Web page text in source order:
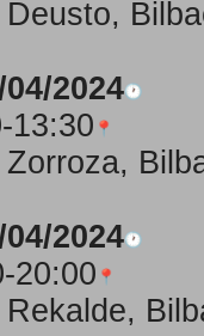
Deusto,
2024
13:30
2024
20:00